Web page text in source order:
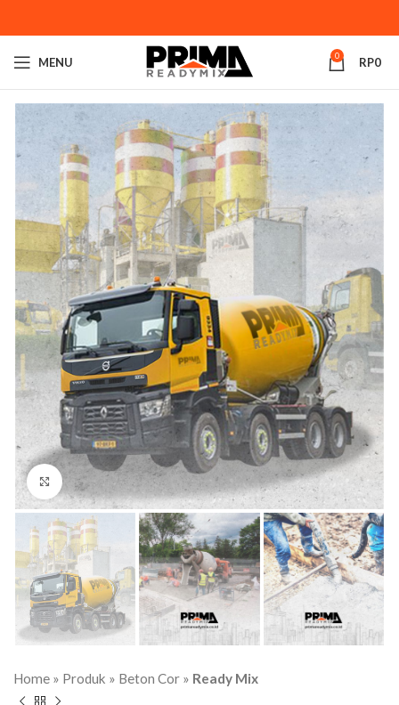
MENU 0 RP0
Click to enlarge
Home » Produk » Beton Cor » Ready Mix